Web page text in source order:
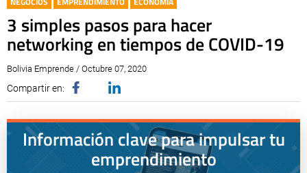
3 simples pasos para hacer
networking en tiempos de COVID-19
Bolivia Emprende / Octubre 07, 2020
Compartir en:
Información clave para impulsar tu
emprendimiento